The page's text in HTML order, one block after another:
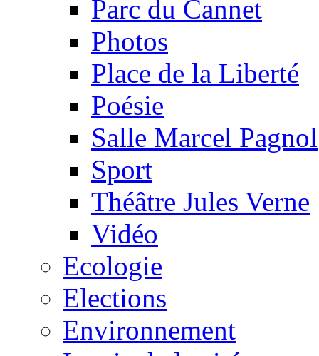
Parc du Cannet
Photos
Place de la Liberté
Poésie
Salle Marcel Pagnol
Sport
Théâtre Jules Verne
Vidéo
Ecologie
Elections
Environnement